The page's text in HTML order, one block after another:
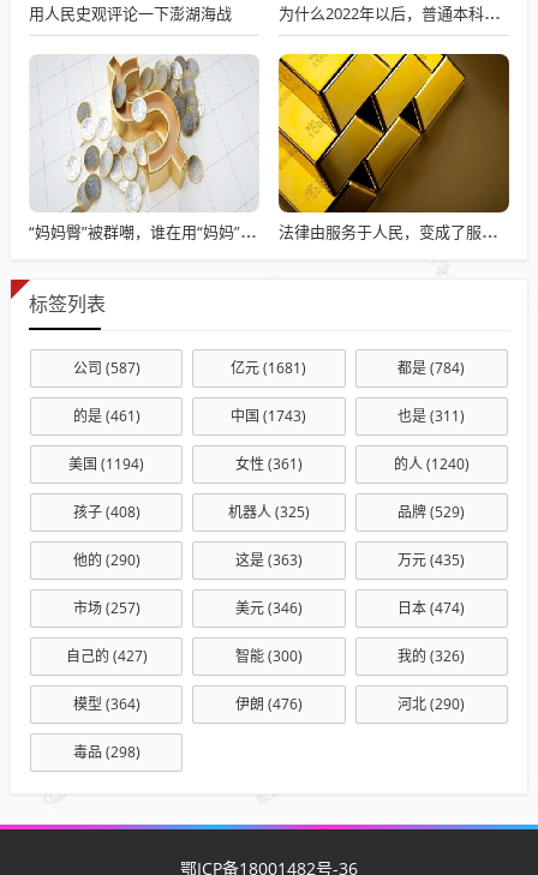
用人民史观评论一下澎湖海战 为什么2022年以后，普通本科招生男女比例数据没有了？
“妈妈臀”被群嘲，谁在用“妈妈”污名身体？ 法律由服务于人民，变成了服务于法学届
标签列表
公司 (587) 亿元(1681) 都是(784)
的是(461) 中国 (1743) 也是(311)
美国 (1194) 女性 (361) 的人(1240)
孩子(408) 机器人(325) 品牌(529)
他的 (290) 这是(363) 万元(435)
市场(257) 美元(346) 日本(474)
自己的 (427) 智能(300) 我的 (326)
模型 (364) 伊朗 (476) 河北(290)
毒品 (298)
鄂ICP备18001482号-36